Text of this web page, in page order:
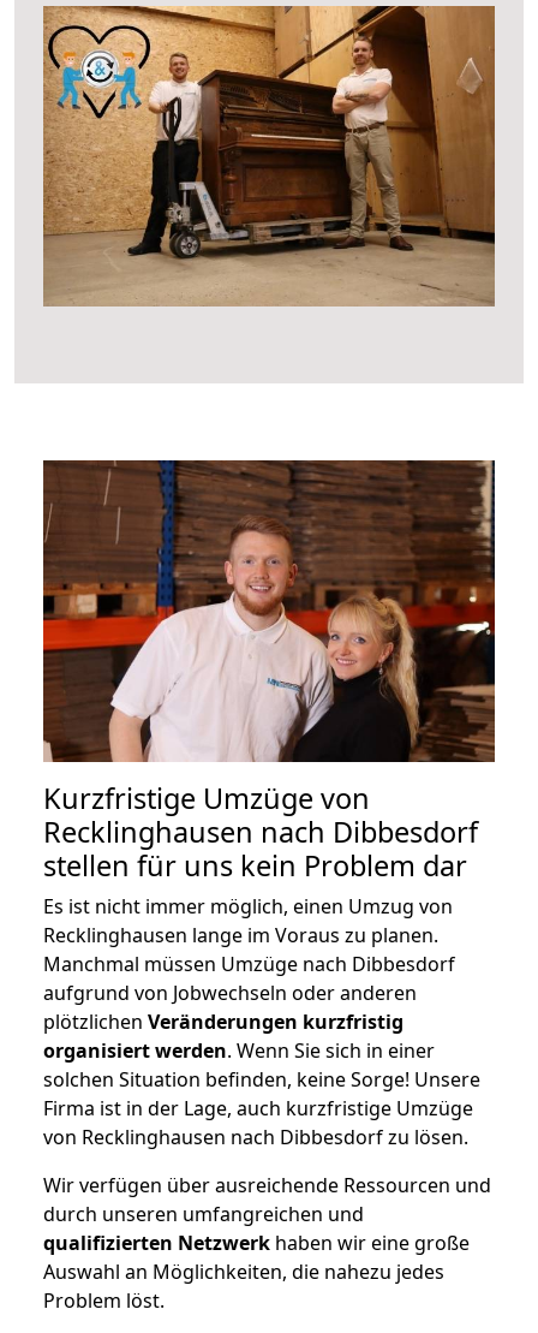
Kurzfristige Umzüge von
Recklinghausen nach Dibbesdorf
stellen für uns kein Problem dar
Es ist nicht immer möglich, einen Umzug von
Recklinghausen lange im Voraus zu planen.
Manchmal müssen Umzüge nach Dibbesdorf
aufgrund von Jobwechseln oder anderen
plötzlichen Veränderungen kurzfristig
organisiert werden. Wenn Sie sich in einer
solchen Situation befinden, keine Sorge! Unsere
Firma ist in der Lage, auch kurzfristige Umzüge
von Recklinghausen nach Dibbesdorf zu lösen.
Wir verfügen über ausreichende Ressourcen und
durch unseren umfangreichen und
qualifizierten Netzwerk haben wir eine große
Auswahl an Möglichkeiten, die nahezu jedes
Problem löst.